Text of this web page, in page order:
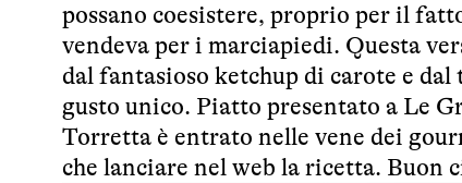
possano coesistere, proprio per il
vendeva per i marciapiedi. Questa
dal fantasioso ketchup di carote e
gusto unico. Piatto presentato a Le
Torretta è entrato nelle vene dei
che lanciare nel web la ricetta. Buon